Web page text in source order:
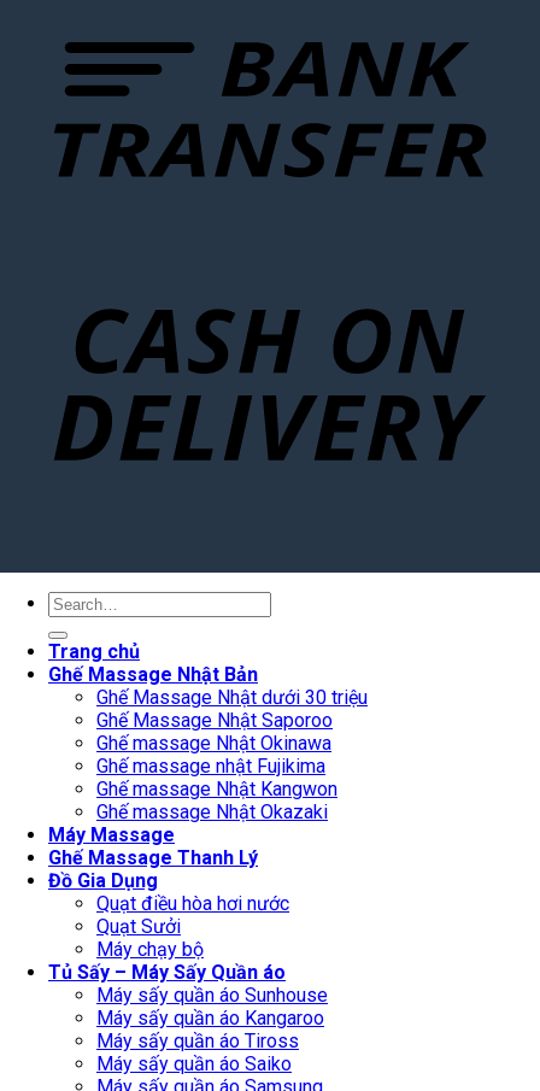
Search
Trang chủ
Ghế Massage Nhật Bản
Ghế Massage Nhật dưới 30 triệu
Ghế Massage Nhật Saporoo
Ghế massage Nhật Okinawa
Ghế massage nhật Fujikima
Ghế massage Nhật Kangwon
Ghế massage Nhật Okazaki
Máy Massage
Ghế Massage Thanh Lý
Đồ Gia Dụng
Quạt điều hòa hơi nước
Quạt Sưởi
Máy chạy bộ
Tủ Sấy – Máy Sấy Quần áo
Máy sấy quần áo Sunhouse
Máy sấy quần áo Kangaroo
Máy sấy quần áo Tiross
Máy sấy quần áo Saiko